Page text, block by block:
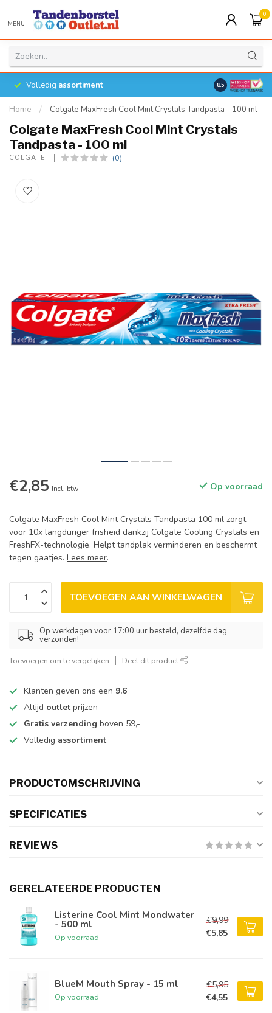
MENU
0
Volledig assortiment 8.5
Home / Colgate MaxFresh Cool Mint Crystals Tandpasta - 100 ml
Colgate MaxFresh Cool Mint Crystals
Tandpasta - 100 ml
COLGATE (0)
€2,85 Incl. btw Op voorraad
Colgate MaxFresh Cool Mint Crystals Tandpasta 100 ml zorgt
voor 10x langduriger frisheid dankzij Colgate Cooling Crystals en
FreshFX-technologie. Helpt tandplak verminderen en beschermt
tegen gaatjes. Lees meer.
TOEVOEGEN AAN WINKELWAGEN
Op werkdagen voor 17:00 uur besteld, dezelfde dag
verzonden!
Toevoegen om te vergelijken Deel dit product
Klanten geven ons een 9.6
Altijd outlet prijzen
Gratis verzending boven 59,-
Volledig assortiment
PRODUCTOMSCHRIJVING
SPECIFICATIES
REVIEWS
GERELATEERDE PRODUCTEN
Listerine Cool Mint Mondwater
- 500 ml
Op voorraad
€9,99
€5,85
BlueM Mouth Spray - 15 ml
Op voorraad
€5,95
€4,55